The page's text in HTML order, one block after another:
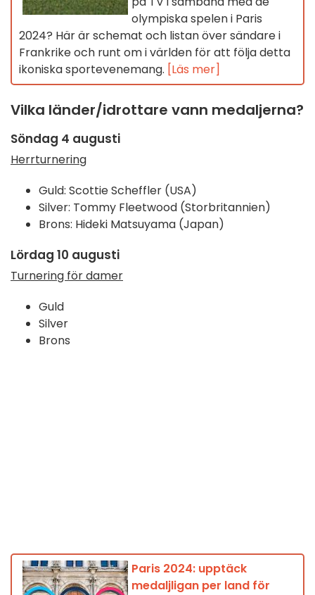
olympiska spelen i Paris
2024? Här är schemat och listan över sändare i
Frankrike och runt om i världen för att följa detta
ikoniska sportevenemang. [Läs mer]
Vilka länder/idrottare vann medaljerna?
Söndag 4 augusti
Herrturnering
Guld: Scottie Scheffler (USA)
Silver: Tommy Fleetwood (Storbritannien)
Brons: Hideki Matsuyama (Japan)
Lördag 10 augusti
Turnering för damer
Guld
Silver
Brons
Paris 2024: upptäck
medaljligan per land för